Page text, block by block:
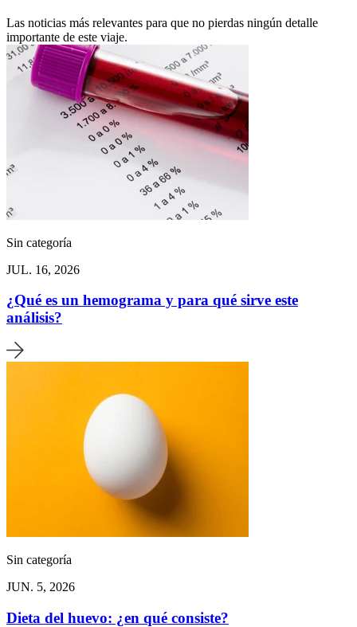
Las noticias más relevantes para que no pierdas ningún detalle
importante de este viaje.
Sin categoría
JUL. 16, 2026
¿Qué es un hemograma y para qué sirve este
análisis?
Sin categoría
JUN. 5, 2026
Dieta del huevo: ¿en qué consiste?